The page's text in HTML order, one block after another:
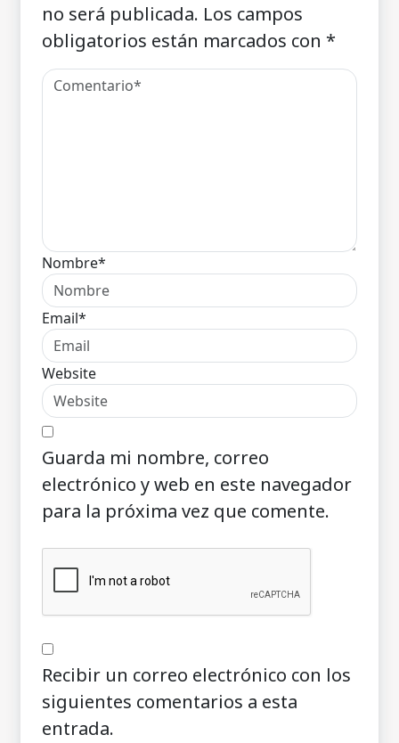
no será publicada. Los campos
obligatorios están marcados con *
Nombre*
Email*
Website
Guarda mi nombre, correo
electrónico y web en este navegador
para la próxima vez que comente.
Recibir un correo electrónico con los
siguientes comentarios a esta
entrada.